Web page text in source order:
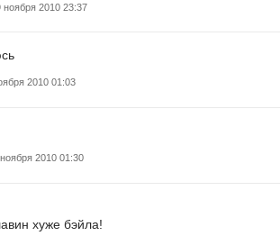
ноября 2010 23:37
2010 01:03
2010 01:30
хуже бэйла!